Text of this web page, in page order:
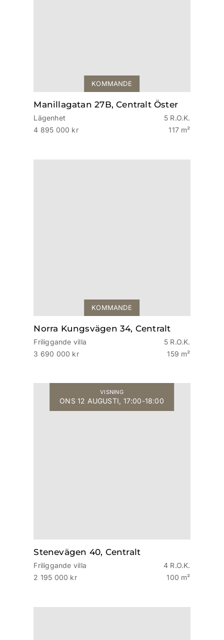
KOMMANDE
Manillagatan 27B, Centralt Öster
Lägenhet
5 R.O.K.
4 895 000 kr
117 m²
KOMMANDE
Norra Kungsvägen 34, Centralt
Friliggande villa
5 R.O.K.
3 690 000 kr
159 m²
VISNING
ONS 12 AUGUSTI, 17:00-18:00
Stenevägen 40, Centralt
Friliggande villa
4 R.O.K.
2 195 000 kr
100 m²